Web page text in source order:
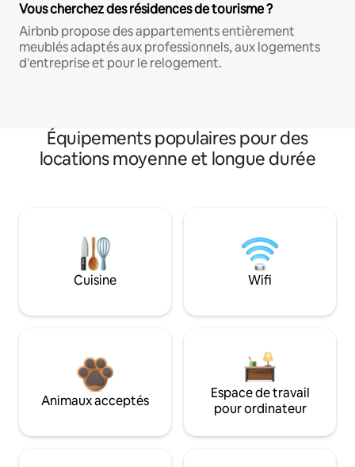
Vous cherchez des résidences de tourisme ?
Airbnb propose des appartements entièrement
meublés adaptés aux professionnels, aux logements
d'entreprise et pour le relogement.
Équipements populaires pour des
locations moyenne et longue durée
Cuisine Wifi
Animaux acceptés
Espace de travail
pour ordinateur